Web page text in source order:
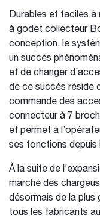
Durables et faciles
à godet collecteur
conception, le
un succès
et de changer
de ce succès réside
commande des
connecteur à 7
et permet à
ses fonctions depuis
À la suite de
marché des
désormais de la plus
tous les fabricants